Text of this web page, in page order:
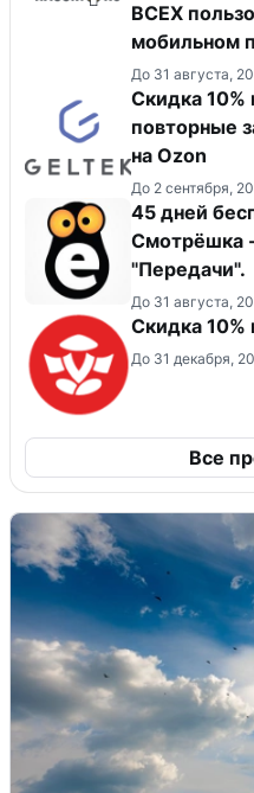
ВСЕХ
мобильном
До 31 августа,
Скидка 10%
повторные
на Ozon
До 2 сентября,
45 дней
Смотрёшка
"Передачи".
До 31 августа,
Скидка 10%
До 31 декабря,
Все